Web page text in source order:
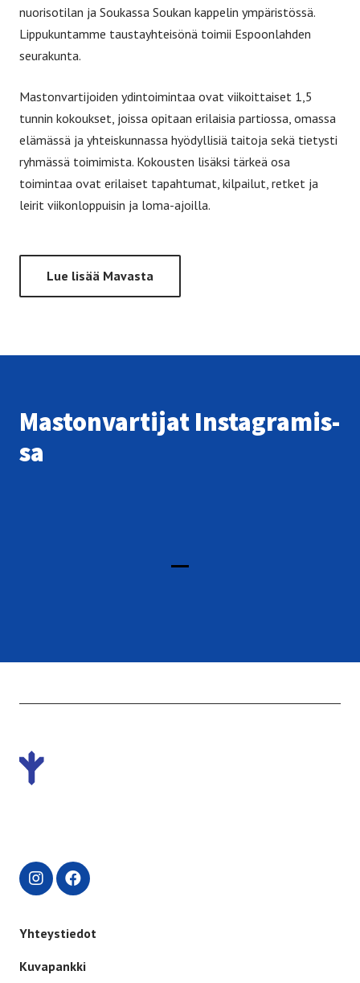
nuorisotilan ja Soukassa Soukan kappelin ympäristössä.
Lippukuntamme taustayhteisönä toimii Espoonlahden
seurakunta.
Mastonvartijoiden ydintoimintaa ovat viikoittaiset 1,5
tunnin kokoukset, joissa opitaan erilaisia partiossa, omassa
elämässä ja yhteiskunnassa hyödyllisiä taitoja sekä tietysti
ryhmässä toimimista. Kokousten lisäksi tärkeä osa
toimintaa ovat erilaiset tapahtumat, kilpailut, retket ja
leirit viikonloppuisin ja loma-ajoilla.
Lue lisää Mavasta
Mas­ton­var­ti­jat Ins­ta­gra­mis­
sa
Etusivulle -
Yhteystiedot
Kuvapankki